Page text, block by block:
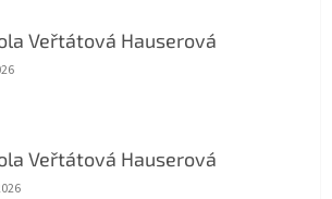
Veřtátová Hauserová
obchodu je 5 z 5 hvězdiček.
Veřtátová Hauserová
obchodu je 5 z 5 hvězdiček.